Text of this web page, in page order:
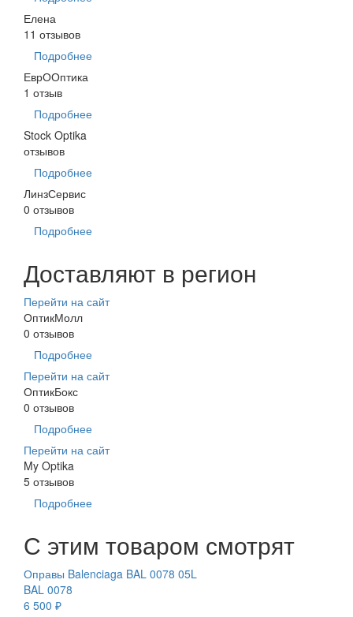
Елена
11 отзывов
Подробнее
ЕврООптика
1 отзыв
Подробнее
Stock Optika
отзывов
Подробнее
ЛинзСервис
0 отзывов
Подробнее
Доставляют в регион
Перейти на сайт
ОптикМолл
0 отзывов
Подробнее
Перейти на сайт
ОптикБокс
0 отзывов
Подробнее
Перейти на сайт
My Optika
5 отзывов
Подробнее
С этим товаром смотрят
Оправы Balenciaga BAL 0078 05L
BAL 0078
6 500 ₽